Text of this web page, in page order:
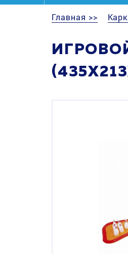
Главная >>